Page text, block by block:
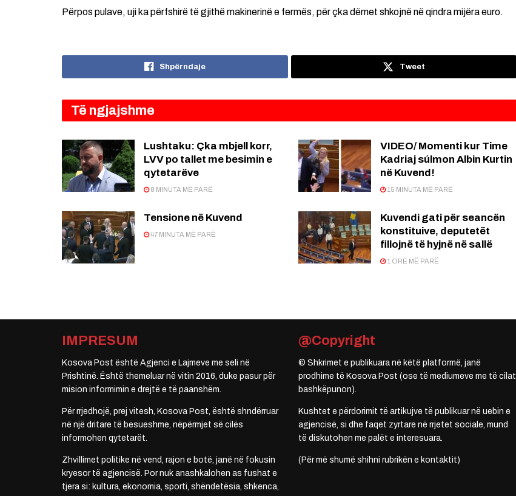
Përpos pulave, uji ka përfshirë të gjithë makinerinë e fermës, për çka dëmet shkojnë në qindra mijëra euro.
Shpërndaje Tweet
Të ngjajshme
Lushtaku: Çka mbjell korr,
LVV po tallet me besimin e
qytetarëve
8 MINUTA MË PARË
VIDEO/ Momenti kur Time
Kadriaj súlmon Albin Kurtin
në Kuvend!
15 MINUTA MË PARË
Tensione në Kuvend
47 MINUTA MË PARË
Kuvendi gati për seancën
konstituive, deputetët
fillojnë të hyjnë në sallë
1 ORË MË PARË
IMPRESUM
Kosova Post është Agjenci e Lajmeve me seli në
Prishtinë. Është themeluar në vitin 2016, duke pasur për
mision informimin e drejtë e të paanshëm.
Për rrjedhojë, prej vitesh, Kosova Post, është shndërruar
në një dritare të besueshme, nëpërmjet së cilës
informohen qytetarët.
Zhvillimet politike në vend, rajon e botë, janë në fokusin
kryesor të agjencisë. Por nuk anashkalohen as fushat e
tjera si: kultura, ekonomia, sporti, shëndetësia, shkenca,
@Copyright
© Shkrimet e publikuara në këtë platformë, janë
prodhime të Kosova Post (ose të mediumeve me të cilat
bashkëpunon).
Kushtet e përdorimit të artikujve të publikuar në uebin e
agjencisë, si dhe faqet zyrtare në rrjetet sociale, mund
të diskutohen me palët e interesuara.
(Për më shumë shihni rubrikën e kontaktit)